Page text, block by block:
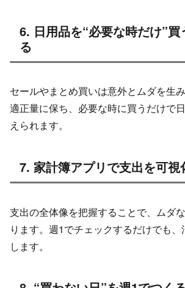
6. 日用品を“必要な時だけ”買
る
セールやまとめ買いは意外とムダを生
適正量に保ち、必要な時に買うだけで
えられます。
7. 家計簿アプリで支出を可視
支出の全体像を把握することで、ムダ
ります。週1でチェックするだけでも
します。